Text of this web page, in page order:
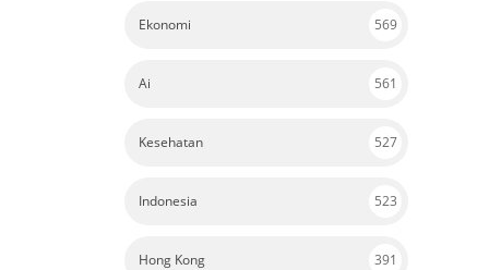
Ekonomi 569
Ai 561
Kesehatan 527
Indonesia 523
Hong Kong 391